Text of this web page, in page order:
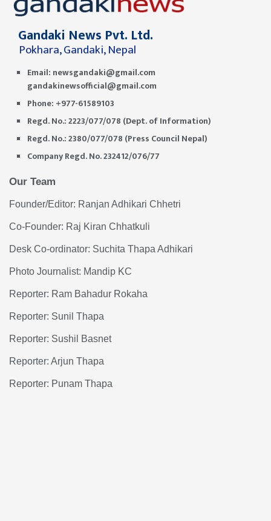
Gandaki News Pvt. Ltd.
Pokhara, Gandaki, Nepal
Email: newsgandaki@gmail.com
gandakinewsofficial@gmail.com
Phone: +977-61589103
Regd. No.: 2223/077/078 (Dept. of Information)
Regd. No.: 2380/077/078 (Press Council Nepal)
Company Regd. No. 232412/076/77
Our Team
Founder/Editor: Ranjan Adhikari Chhetri
Co-Founder: Raj Kiran Chhatkuli
Desk Co-ordinator: Suchita Thapa Adhikari
Photo Journalist: Mandip KC
Reporter: Ram Bahadur Rokaha
Reporter: Sunil Thapa
Reporter: Sushil Basnet
Reporter: Arjun Thapa
Reporter: Punam Thapa